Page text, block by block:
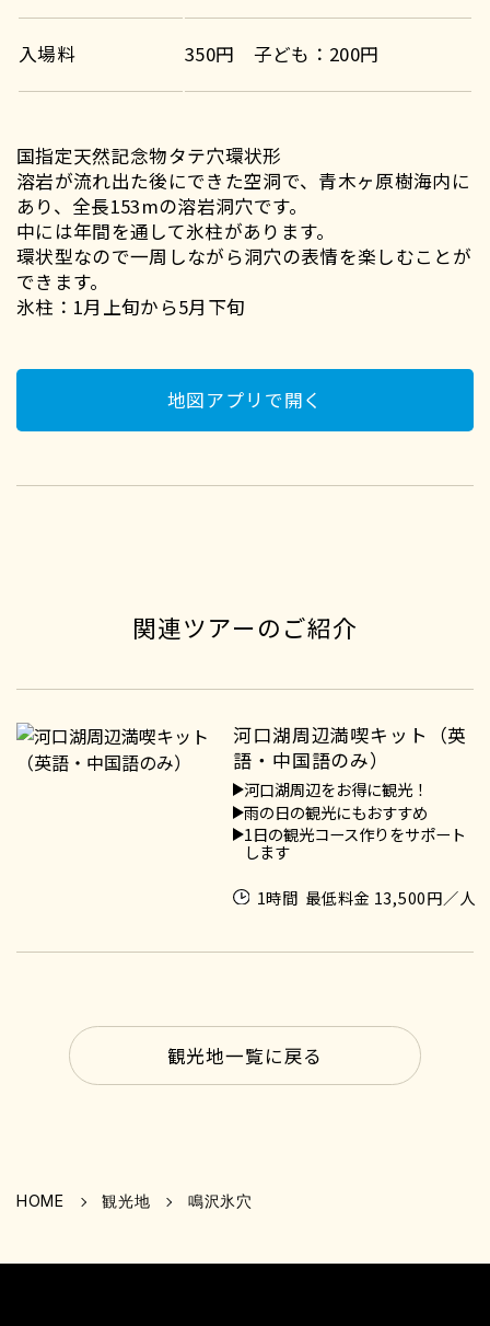
入場料 350円 子ども：200円
国指定天然記念物タテ穴環状形
溶岩が流れ出た後にできた空洞で、青木ヶ原樹海内に
あり、全長153mの溶岩洞穴です。
中には年間を通して氷柱があります。
環状型なので一周しながら洞穴の表情を楽しむことが
できます。
氷柱：1月上旬から5月下旬
地図アプリで開く
関連ツアーのご紹介
河口湖周辺満喫キット（英
語・中国語のみ）
河口湖周辺をお得に観光！
雨の日の観光にもおすすめ
1日の観光コース作りをサポート
します
1時間 最低料金 13,500円／人
観光地一覧に戻る
HOME 観光地 鳴沢氷穴